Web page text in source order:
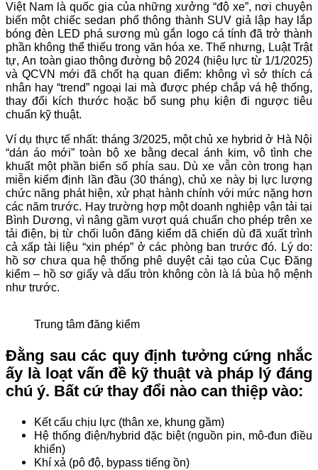
Việt Nam là quốc gia của những xưởng “độ xe”, nơi chuyện
biến một chiếc sedan phổ thông thành SUV giả lập hay lắp
bóng đèn LED phá sương mù gắn logo cá tính đã trở thành
phần không thể thiếu trong văn hóa xe. Thế nhưng, Luật Trật
tự, An toàn giao thông đường bộ 2024 (hiệu lực từ 1/1/2025)
và QCVN mới đã chốt hạ quan điểm: không vì sở thích cá
nhân hay “trend” ngoại lai mà được phép chắp vá hệ thống,
thay đổi kích thước hoặc bổ sung phụ kiện đi ngược tiêu
chuẩn kỹ thuật.
Ví dụ thực tế nhất: tháng 3/2025, một chủ xe hybrid ở Hà Nội
“dán áo mới” toàn bộ xe bằng decal ánh kim, vô tình che
khuất một phần biển số phía sau. Dù xe vẫn còn trong hạn
miễn kiểm định lần đầu (30 tháng), chủ xe này bị lực lượng
chức năng phát hiện, xử phạt hành chính với mức nặng hơn
các năm trước. Hay trường hợp một doanh nghiệp vận tải tại
Bình Dương, vì nâng gầm vượt quá chuẩn cho phép trên xe
tải điện, bị từ chối luôn đăng kiểm dã chiến dù đã xuất trình
cả xấp tài liệu “xin phép” ở các phòng ban trước đó. Lý do:
hồ sơ chưa qua hệ thống phê duyệt cải tạo của Cục Đăng
kiểm – hồ sơ giấy và dấu tròn không còn là lá bùa hộ mệnh
như trước.
Trung tâm đăng kiểm
Đằng sau các quy định tưởng cứng nhắc
ấy là loạt vấn đề kỹ thuật và pháp lý đáng
chú ý. Bất cứ thay đổi nào can thiệp vào:
Kết cấu chịu lực (thân xe, khung gầm)
Hệ thống điện/hybrid đặc biệt (nguồn pin, mô-đun điều
khiển)
Khí xả (pô độ, bypass tiếng ồn)